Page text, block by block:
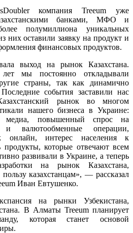
компания Treeum уже
банками, МФО и
полумиллиона уникальных
них оставили заявку на продукт и
финансовых продуктов.
выход на рынок Казахстана.
мы постоянно откладывали
страны, так как динамично
события заставили нас
рынок во многом
нашего бизнеса в Украине:
медиа, повышенный спрос на
и валютообменные операции,
онлайн, интерес населения к
которые отвечают всем
развивали в Украине, а теперь
на рынок Казахстана,
казахстанцам», — рассказал
Иван Евтушенко.
на рынки Узбекистана,
В Алматы Treeum планирует
которая станет основой